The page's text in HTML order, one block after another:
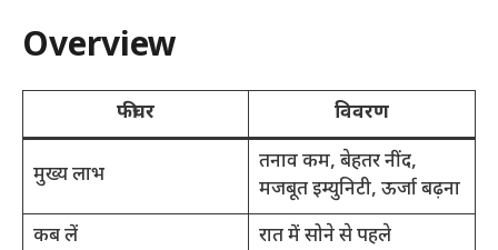
Overview
फीचर विवरण
मुख्य लाभ
तनाव कम, बेहतर नींद,
मजबूत इम्युनिटी, ऊर्जा बढ़ना
कब लें
रात में सोने से पहले